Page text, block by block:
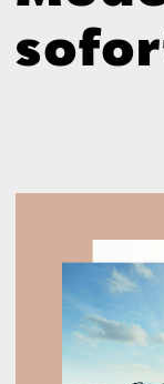
Aktionen